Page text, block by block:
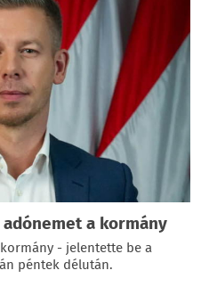
a kormány
- jelentette be a
péntek délután.